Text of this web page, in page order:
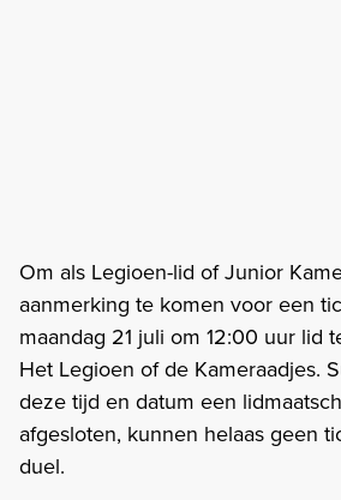
Om als Legioen-lid of Junior
aanmerking te komen voor een
maandag 21 juli om 12:00 uur lid
Het Legioen of de Kameraadjes.
deze tijd en datum een
afgesloten, kunnen helaas geen
duel.